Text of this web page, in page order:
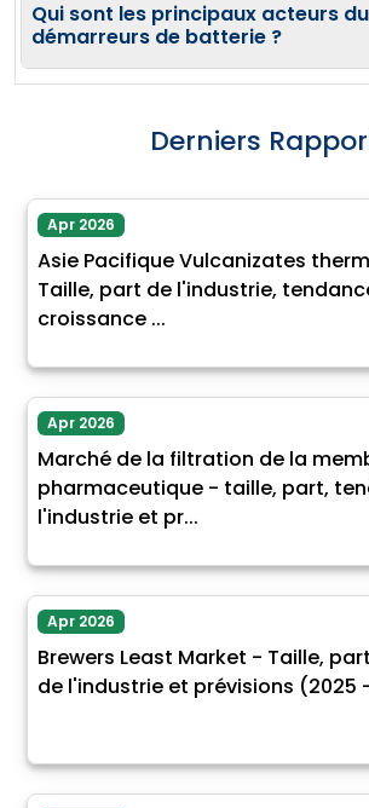
Qui sont les principaux acteurs
démarreurs de batterie ?
Derniers
Apr 2026
Asie Pacifique Vulcanizates
Taille, part de l'industrie,
croissance ...
Apr 2026
Marché de la filtration de la
pharmaceutique - taille, part,
l'industrie et pr...
Apr 2026
Brewers Least Market - Taille,
de l'industrie et prévisions (2025